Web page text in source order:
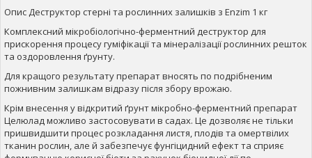
Опис Деструктор стерні та рослинних залишків з Enzim 1 кг
Комплексний мікробіологічно-ферментний деструктор для
прискорення процесу гуміфікації та мінералізації рослинних решток
та оздоровлення ґрунту.
Для кращого результату препарат вносять по подрібненим
пожнивним залишкам відразу після збору врожаю.
Крім внесення у відкритий ґрунт мікробно-ферментний препарат
Целюлад можливо застосовувати в садах. Це дозволяє не тільки
пришвидшити процес розкладання листя, плодів та омертвілих
тканин рослин, але й забезпечує фунгіцидний ефект та сприяє